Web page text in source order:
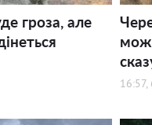
гроза, але